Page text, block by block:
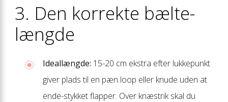
3. Den korrekte bælte­
længde
Ideallængde: 15-20 cm ekstra efter lukkepunkt
giver plads til en pæn loop eller knude uden at
ende-stykket flapper. Over knæstrik skal du